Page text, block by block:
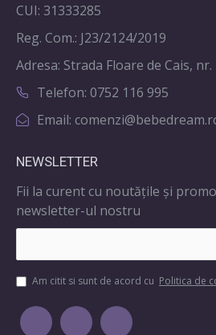
CUI: 31333285
Reg. Com.: J23/2124/2019
Adresa: Strada Floare de Cais,
Telefon: 0752 116 995
Email:
NEWSLETTER
Fii la curent cu noutățile și
newsletter-ul nostru
Am citit si sunt de acord cu Politica de
Ana de la BebeDream
Materiale creștine pentru copii